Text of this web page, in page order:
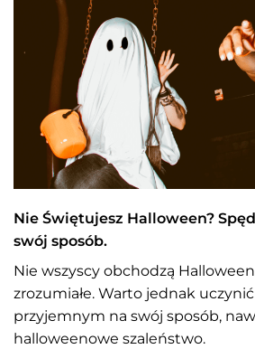
Nie Świętujesz Halloween?
swój sposób.
Nie wszyscy obchodzą
zrozumiałe. Warto jednak
przyjemnym na swój sposób,
halloweenowe szaleństwo.